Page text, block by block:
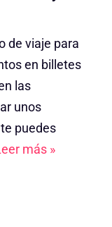
de viaje para
en billetes
las
unos
puedes
más »